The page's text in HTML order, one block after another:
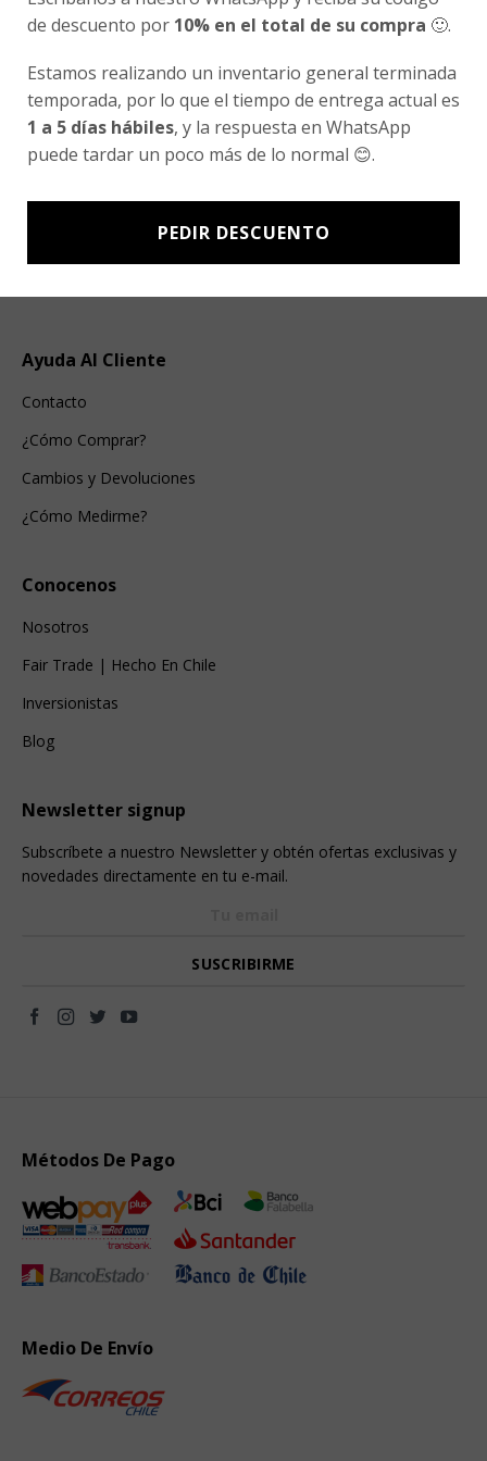
Ventas Por Mayor
Uniforme Escolar Genéricos
Ayuda Al Cliente
Contacto
¿Cómo Comprar?
Cambios y Devoluciones
¿Cómo Medirme?
Conocenos
Nosotros
Fair Trade | Hecho En Chile
Inversionistas
Blog
Newsletter signup
Subscríbete a nuestro Newsletter y obtén ofertas exclusivas y
novedades directamente en tu e-mail.
Métodos De Pago
Medio De Envío
de descuento por 10% en el total de su compra 🙂.
Estamos realizando un inventario general terminada
temporada, por lo que el tiempo de entrega actual es
1 a 5 días hábiles, y la respuesta en WhatsApp
puede tardar un poco más de lo normal 😊.
PEDIR DESCUENTO